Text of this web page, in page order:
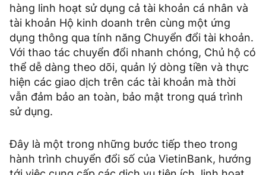
hàng linh hoạt sử dụng cả tài khoản cá nhân và
tài khoản Hộ kinh doanh trên cùng một ứng
dụng thông qua tính năng Chuyển đổi tài khoản.
Với thao tác chuyển đổi nhanh chóng, Chủ hộ có
thể dễ dàng theo dõi, quản lý dòng tiền và thực
hiện các giao dịch trên các tài khoản mà thời
vẫn đảm bảo an toàn, bảo mật trong quá trình
sử dụng.
Đây là một trong những bước tiếp theo trong
hành trình chuyển đổi số của VietinBank, hướng